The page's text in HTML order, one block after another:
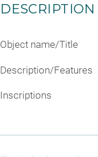
DESCRIPTION
Object name/Title
Description/Features
Inscriptions